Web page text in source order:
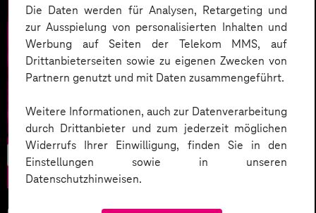
Die Daten werden für Analysen, Retargeting und
zur Ausspielung von personalisierten Inhalten und
Werbung auf Seiten der Telekom MMS, auf
Drittanbieterseiten sowie zu eigenen Zwecken von
Partnern genutzt und mit Daten zusammengeführt.
Weitere Informationen, auch zur Datenverarbeitung
durch Drittanbieter und zum jederzeit möglichen
Widerrufs Ihrer Einwilligung, finden Sie in den
Einstellungen sowie in unseren
Datenschutzhinweisen.
Nachhaltigkeit